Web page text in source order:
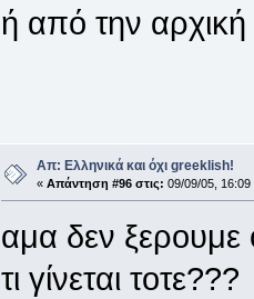
ή από την
Απ: Ελληνικά και όχι greeklish!
« Απάντηση #96 στις: 09/09/05, 16:09
αμα δεν ξερουμε
τι γίνεται